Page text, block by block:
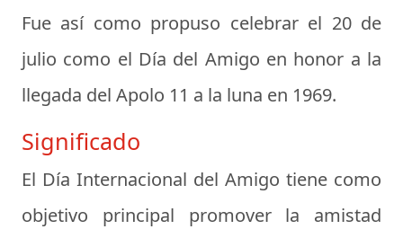
Fue así como propuso celebrar el 20 de
julio como el Día del Amigo en honor a la
llegada del Apolo 11 a la luna en 1969.
Significado
El Día Internacional del Amigo tiene como
objetivo principal promover la amistad